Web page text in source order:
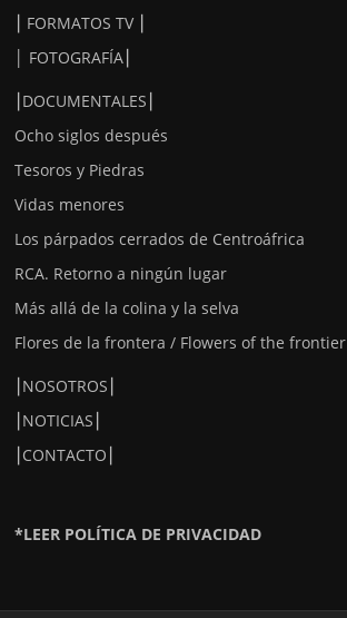
⎮ FORMATOS TV ⎮
│ FOTOGRAFÍA⎮
⎮DOCUMENTALES⎮
Ocho siglos después
Tesoros y Piedras
Vidas menores
Los párpados cerrados de Centroáfrica
RCA. Retorno a ningún lugar
Más allá de la colina y la selva
Flores de la frontera / Flowers of the frontier
⎮NOSOTROS⎮
⎮NOTICIAS⎮
⎮CONTACTO⎮
*LEER POLÍTICA DE PRIVACIDAD